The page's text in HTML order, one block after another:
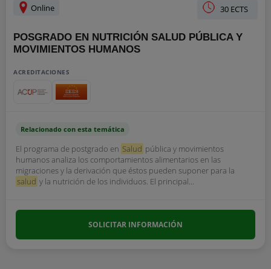
Online 30 ECTS
POSGRADO EN NUTRICIÓN SALUD PÚBLICA Y
MOVIMIENTOS HUMANOS
ACREDITACIONES
Relacionado con esta temática
El programa de postgrado en Salud pública y movimientos
humanos analiza los comportamientos alimentarios en las
migraciones y la derivación que éstos pueden suponer para la
salud y la nutrición de los individuos. El principal...
SOLICITAR INFORMACIÓN